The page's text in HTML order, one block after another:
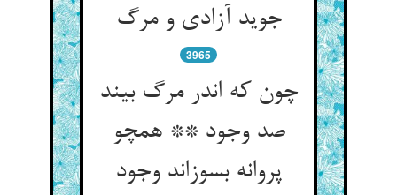
جوید آزادی و مرگ‌‌
3965
چون که اندر مرگ بیند
صد وجود ** همچو
پروانه بسوزاند وجود